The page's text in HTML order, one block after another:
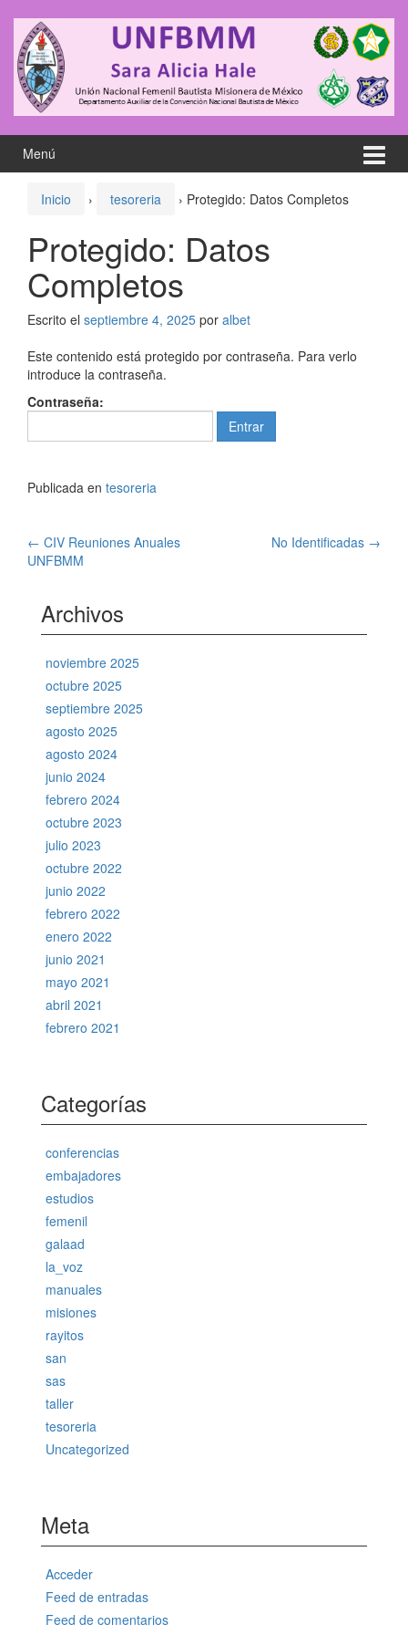
contenido
meú
principal
Menú
Inicio › tesoreria › Protegido: Datos Completos
Protegido: Datos
Completos
Escrito el septiembre 4, 2025 por albet
Este contenido está protegido por contraseña. Para verlo
introduce la contraseña.
Contraseña:
Publicada en tesoreria
Navegación
entradas
← CIV Reuniones Anuales
UNFBMM
No Identificadas →
Archivos
noviembre 2025
octubre 2025
septiembre 2025
agosto 2025
agosto 2024
junio 2024
febrero 2024
octubre 2023
julio 2023
octubre 2022
junio 2022
febrero 2022
enero 2022
junio 2021
mayo 2021
abril 2021
febrero 2021
Categorías
conferencias
embajadores
estudios
femenil
galaad
la_voz
manuales
misiones
rayitos
san
sas
taller
tesoreria
Uncategorized
Meta
Acceder
Feed de entradas
Feed de comentarios